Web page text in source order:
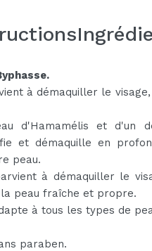
à démaquiller le
d'Hamamélis et d'un
et démaquille en
peau.
à démaquiller le
peau fraîche et propre.
à tous les types de
paraben.